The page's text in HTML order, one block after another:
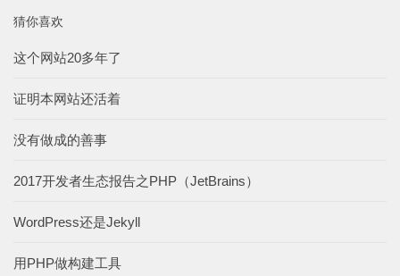
猜你喜欢
这个网站20多年了
证明本网站还活着
没有做成的善事
2017开发者生态报告之PHP（JetBrains）
WordPress还是Jekyll
用PHP做构建工具